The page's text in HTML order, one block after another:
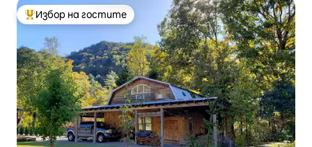
Най-популярен избор на гостите
Избор на гостите